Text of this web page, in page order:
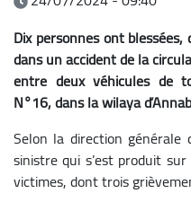
Dix personnes ont
dans un accident de la
entre deux véhicules de
N°16, dans la wilaya
Selon la direction générale
sinistre qui s’est produit
victimes, dont trois